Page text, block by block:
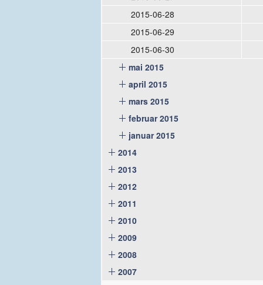
2015-06-28
2015-06-29
2015-06-30
mai 2015
april 2015
mars 2015
februar 2015
januar 2015
2014
2013
2012
2011
2010
2009
2008
2007